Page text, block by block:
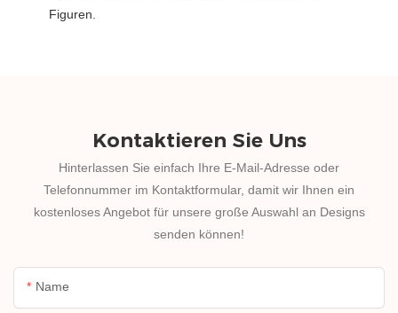
Figuren.
Kontaktieren Sie Uns
Hinterlassen Sie einfach Ihre E-Mail-Adresse oder
Telefonnummer im Kontaktformular, damit wir Ihnen ein
kostenloses Angebot für unsere große Auswahl an Designs
senden können!
Name